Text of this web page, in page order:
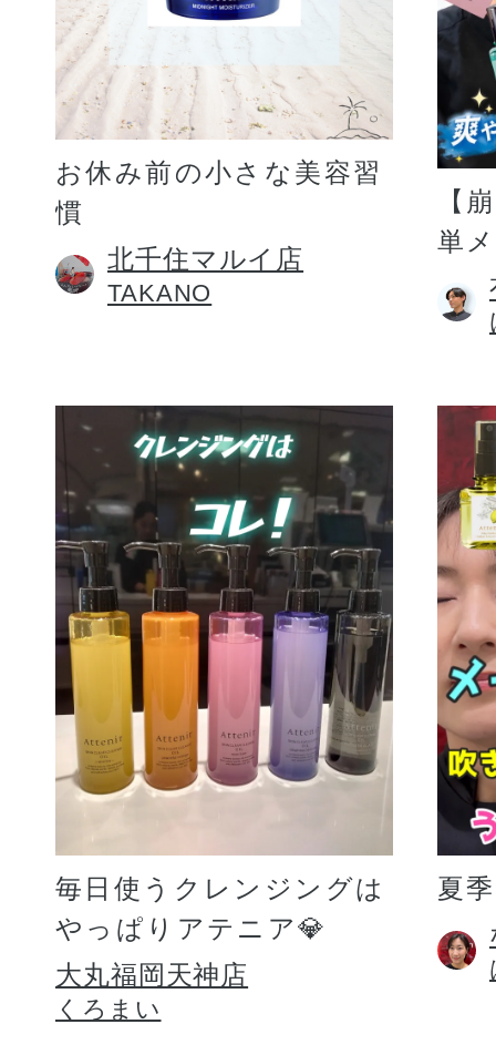
お休み前の小さな美容習
慣
北千住マルイ店
TAKANO
【
単
毎日使うクレンジングは
やっぱりアテニア💎
大丸福岡天神店
くろまい
夏